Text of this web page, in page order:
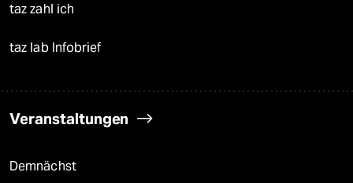
taz zahl ich
taz lab Infobrief
Veranstaltungen
Demnächst